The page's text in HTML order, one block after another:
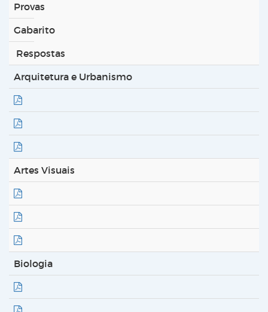
Provas
Gabarito
Respostas
Arquitetura e Urbanismo
Artes Visuais
Biologia